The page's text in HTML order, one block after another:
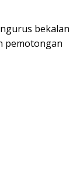
bekalan
pemotongan